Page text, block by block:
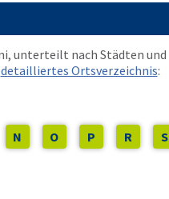
unterteilt nach Städten und
detailliertes Ortsverzeichnis:
N O P R S